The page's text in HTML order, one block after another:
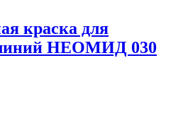
краска для
НЕОМИД 030